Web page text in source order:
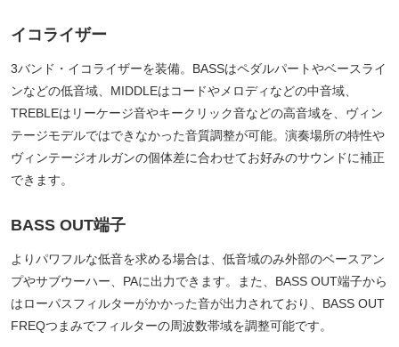
イコライザー
3バンド・イコライザーを装備。BASSはペダルパートやベースライ
ンなどの低音域、MIDDLEはコードやメロディなどの中音域、
TREBLEはリーケージ音やキークリック音などの高音域を、ヴィン
テージモデルではできなかった音質調整が可能。演奏場所の特性や
ヴィンテージオルガンの個体差に合わせてお好みのサウンドに補正
できます。
BASS OUT端子
よりパワフルな低音を求める場合は、低音域のみ外部のベースアン
プやサブウーハー、PAに出力できます。また、BASS OUT端子から
はローパスフィルターがかかった音が出力されており、BASS OUT
FREQつまみでフィルターの周波数帯域を調整可能です。